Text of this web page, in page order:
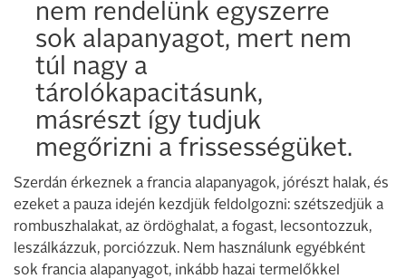
nem rendelünk egyszerre
sok alapanyagot, mert nem
túl nagy a
tárolókapacitásunk,
másrészt így tudjuk
megőrizni a frissességüket.
Szerdán érkeznek a francia alapanyagok, jórészt halak, és
ezeket a pauza idején kezdjük feldolgozni: szétszedjük a
rombuszhalakat, az ördöghalat, a fogast, lecsontozzuk,
leszálkázzuk, porciózzuk. Nem használunk egyébként
sok francia alapanyagot, inkább hazai termelőkkel